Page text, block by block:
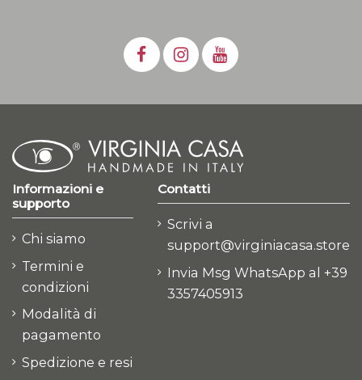
Informazioni e
supporto
Chi siamo
Termini e
condizioni
Modalità di
pagamento
Spedizione e resi
Contatti
Scrivi a
support@virginiacasa.store
Invia Msg WhatsApp al +39
3357405913